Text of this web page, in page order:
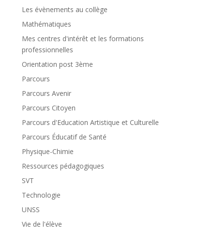
Les évènements au collège
Mathématiques
Mes centres d'intérêt et les formations
professionnelles
Orientation post 3ème
Parcours
Parcours Avenir
Parcours Citoyen
Parcours d'Education Artistique et Culturelle
Parcours Éducatif de Santé
Physique-Chimie
Ressources pédagogiques
SVT
Technologie
UNSS
Vie de l'élève